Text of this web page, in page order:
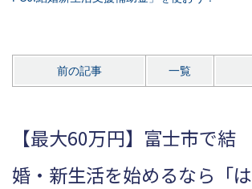
前の記事 一覧
【最大60万円】富士市で結
婚・新生活を始めるなら「は